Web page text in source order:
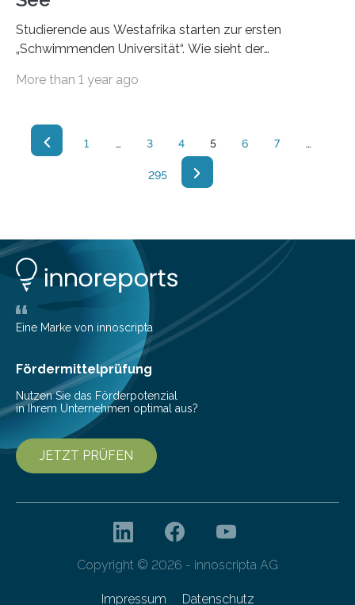
Studierende aus Westafrika starten zur ersten
„Schwimmenden Universität“. Wie sieht der
erhalten Meeresforschende ihre wertvollen Daten? Für
Studierende des internationalen Masterstudiengangs
„Klimawandel und Meereswissenschaften“ in
Westafrika bald Antworten – und vermutlich viele neue
Fragen. Unter Leitung des GEOMAR reisen die
Bremerhaven in Deutschland. Damit startet nach
mehrjähriger Vorbereitung endlich die erste
„Schwimmende Universität“ im…
More than 1 year ago
1 … 3 4 5 6 7 …
295
Eine Marke von innoscripta
Fördermittelprüfung
Nutzen Sie das Förderpotenzial
in Ihrem Unternehmen optimal aus?
JETZT PRÜFEN
Copyright © 2026 - innoscripta AG
Impressum Datenschutz